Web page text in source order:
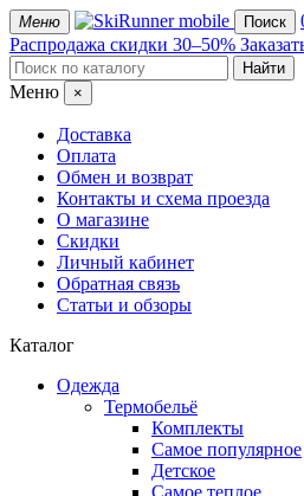
Меню mobile Поиск
Распродажа скидки 30–50%
Меню ×
Доставка
Оплата
Обмен и возврат
Контакты и схема проезда
О магазине
Скидки
Личный кабинет
Обратная связь
Статьи и обзоры
Каталог
Одежда
Термобельё
Комплекты
Самое популярное
Детское
Самое теплое